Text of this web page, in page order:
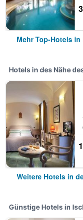
Mehr Top-Hotels
Hotels in des Nähe
Weitere Hotels in
Günstige Hotels in